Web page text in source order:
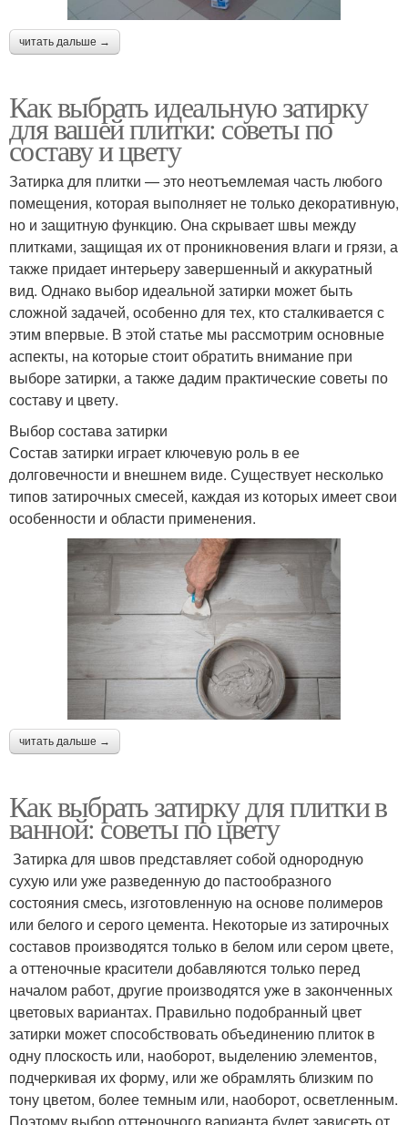
читать дальше →
Как выбрать идеальную затирку
для вашей плитки: советы по
составу и цвету
Затирка для плитки — это неотъемлемая часть любого
помещения, которая выполняет не только декоративную,
но и защитную функцию. Она скрывает швы между
плитками, защищая их от проникновения влаги и грязи, а
также придает интерьеру завершенный и аккуратный
вид. Однако выбор идеальной затирки может быть
сложной задачей, особенно для тех, кто сталкивается с
этим впервые. В этой статье мы рассмотрим основные
аспекты, на которые стоит обратить внимание при
выборе затирки, а также дадим практические советы по
составу и цвету.
Выбор состава затирки
Состав затирки играет ключевую роль в ее
долговечности и внешнем виде. Существует несколько
типов затирочных смесей, каждая из которых имеет свои
особенности и области применения.
читать дальше →
Как выбрать затирку для плитки в
ванной: советы по цвету
Затирка для швов представляет собой однородную
сухую или уже разведенную до пастообразного
состояния смесь, изготовленную на основе полимеров
или белого и серого цемента. Некоторые из затирочных
составов производятся только в белом или сером цвете,
а оттеночные красители добавляются только перед
началом работ, другие производятся уже в законченных
цветовых вариантах. Правильно подобранный цвет
затирки может способствовать объединению плиток в
одну плоскость или, наоборот, выделению элементов,
подчеркивая их форму, или же обрамлять близким по
тону цветом, более темным или, наоборот, осветленным.